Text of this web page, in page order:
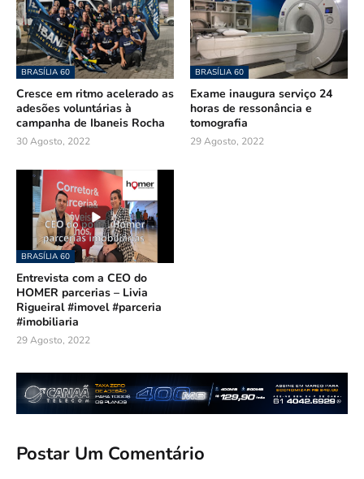
BRASÍLIA 60
Cresce em ritmo acelerado as
adesões voluntárias à
campanha de Ibaneis Rocha
30 Agosto, 2022
BRASÍLIA 60
Exame inaugura serviço 24
horas de ressonância e
tomografia
29 Agosto, 2022
BRASÍLIA 60
Entrevista com a CEO do
HOMER parcerias – Livia
Rigueiral #imovel #parceria
#imobiliaria
29 Agosto, 2022
Postar Um Comentário